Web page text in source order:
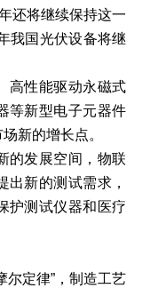
还将继续保持这一
我国光伏设备将继
性能驱动永磁式
等新型电子元器件
新的增长点。
发展空间，物联
出新的测试需求，
护测试仪器和医疗
定律”，制造工艺